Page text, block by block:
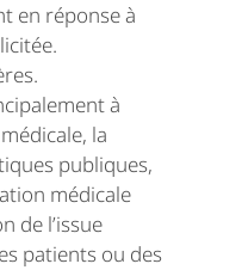
en réponse à
à
la
publiques,
médicale
de l’issue
patients ou des